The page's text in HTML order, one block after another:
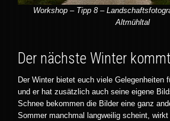
Workshop – Tipp 8 –
Altmühltal
Der nächste Winter
Der Winter bietet euch viele Gelegenheiten
und er hat zusätzlich auch seine eigene
Schnee bekommen die Bilder eine ganz
Sommer manchmal langweilig scheint,